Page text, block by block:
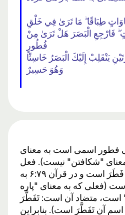
طِبَاقًا ۖ مَا تَرَىٰ فِي خَلْقِ
فَارْجِعِ الْبَصَرَ هَلْ تَرَىٰ مِنْ
فُطُورٍ
يَنْقَلِبْ إِلَيْكَ الْبَصَرُ خَاسِئًا
وَهُوَ حَسِيرٌ
فطور اسمی است به معنای
"شکافتن" نیست). فعل
آن در زمان گذشته فَطَرَ است و در قرآن ۶:۷۹ به
(فعلی که به معنای "پاره
است، متضاد آن است: تَفَطَّرَ
قرآن ۱۹:۹۰ . اسم آن تَفَطَّرَ است). بنابراین